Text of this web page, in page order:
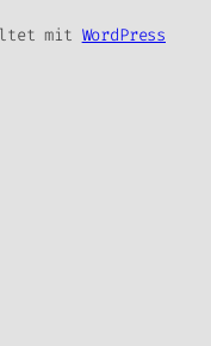
mit WordPress